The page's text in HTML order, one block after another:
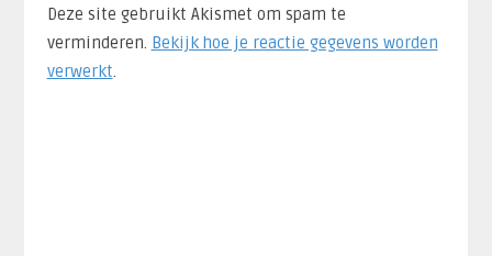
Deze site gebruikt Akismet om spam te
verminderen. Bekijk hoe je reactie gegevens worden
verwerkt